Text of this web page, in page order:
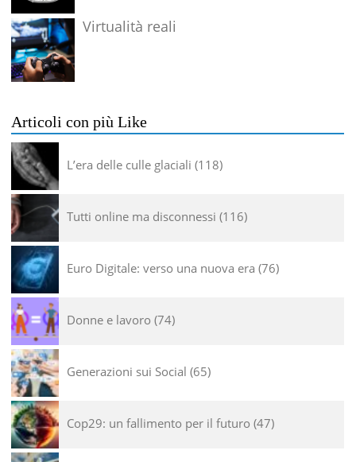
Virtualità reali
Articoli con più Like
L’era delle culle glaciali 118
Tutti online ma disconnessi 116
Euro Digitale: verso una nuova era 76
Donne e lavoro 74
Generazioni sui Social 65
Cop29: un fallimento per il futuro 47